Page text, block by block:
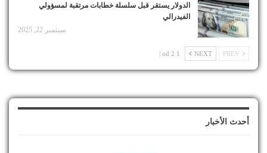
الدولار يستقر قبل سلسلة خطابات مرتقبة لمسؤولي
الفيدرالي
سبتمبر 22, 2025
NEXT
1 od 2 |
أحدث الأخبار